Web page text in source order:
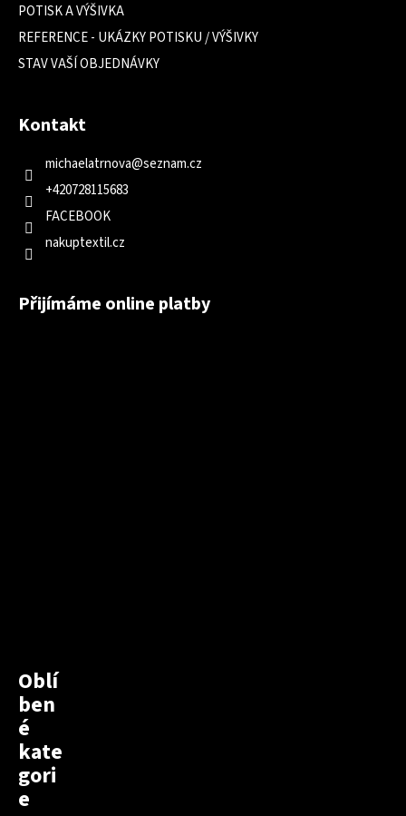
POTISK A VÝŠIVKA
REFERENCE - UKÁZKY POTISKU / VÝŠIVKY
STAV VAŠÍ OBJEDNÁVKY
Kontakt
michaelatrnova@seznam.cz
+420728115683
FACEBOOK
nakuptextil.cz
Přijímáme online platby
Oblí
ben
é
kate
gori
e